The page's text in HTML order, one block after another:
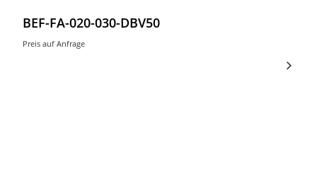
BEF-FA-020-030-DBV50
Preis auf Anfrage